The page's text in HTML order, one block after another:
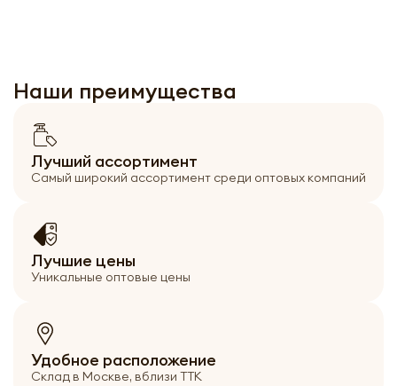
Наши преимущества
Лучший ассортимент
Самый широкий ассортимент среди оптовых компаний
Лучшие цены
Уникальные оптовые цены
Удобное расположение
Склад в Москве, вблизи ТТК